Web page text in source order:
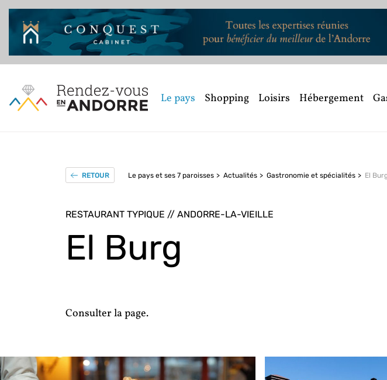
Le pays Shopping Loisirs Hébergement
RETOUR Le pays et ses 7 paroisses Actualités Gastronomie et spécialités El
RESTAURANT TYPIQUE // ANDORRE-LA-VIEILLE
El Burg
Consulter la page.